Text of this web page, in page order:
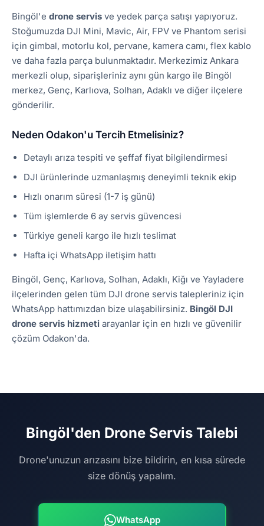
Bingöl'e drone servis ve yedek parça satışı yapıyoruz.
Stoğumuzda DJI Mini, Mavic, Air, FPV ve Phantom serisi
için gimbal, motorlu kol, pervane, kamera camı, flex kablo
ve daha fazla parça bulunmaktadır. Merkezimiz Ankara
merkezli olup, siparişleriniz aynı gün kargo ile Bingöl
merkez, Genç, Karlıova, Solhan, Adaklı ve diğer ilçelere
gönderilir.
Neden Odakon'u Tercih Etmelisiniz?
Detaylı arıza tespiti ve şeffaf fiyat bilgilendirmesi
DJI ürünlerinde uzmanlaşmış deneyimli teknik ekip
Hızlı onarım süresi (1-7 iş günü)
Tüm işlemlerde 6 ay servis güvencesi
Türkiye geneli kargo ile hızlı teslimat
Hafta içi WhatsApp iletişim hattı
Bingöl, Genç, Karlıova, Solhan, Adaklı, Kiğı ve Yayladere
ilçelerinden gelen tüm DJI drone servis talepleriniz için
WhatsApp hattımızdan bize ulaşabilirsiniz. Bingöl DJI
drone servis hizmeti arayanlar için en hızlı ve güvenilir
çözüm Odakon'da.
Bingöl'den Drone Servis Talebi
Drone'unuzun arızasını bize bildirin, en kısa sürede
size dönüş yapalım.
WhatsApp